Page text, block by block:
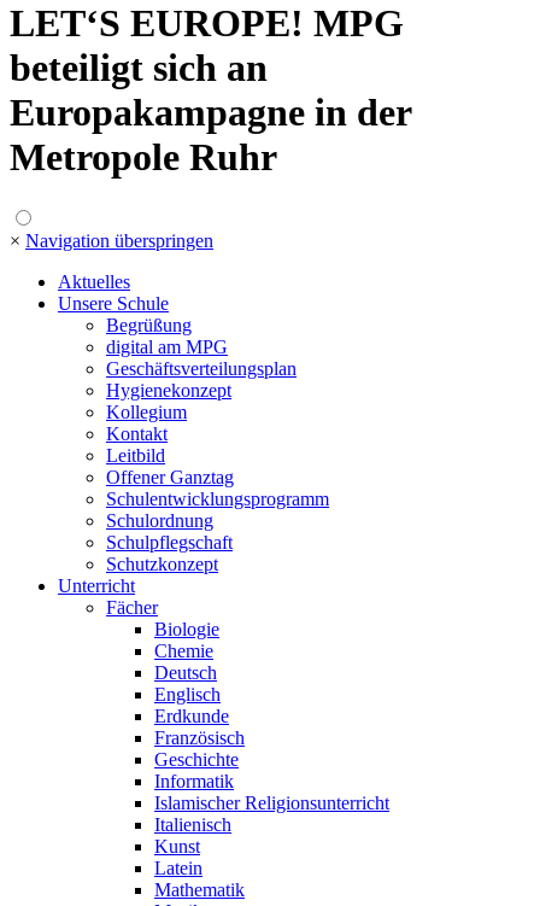
LET‘S EUROPE! MPG
beteiligt sich an
Europakampagne in der
Metropole Ruhr
× Navigation überspringen
Aktuelles
Unsere Schule
Begrüßung
digital am MPG
Geschäftsverteilungsplan
Hygienekonzept
Kollegium
Kontakt
Leitbild
Offener Ganztag
Schulentwicklungsprogramm
Schulordnung
Schulpflegschaft
Schutzkonzept
Unterricht
Fächer
Biologie
Chemie
Deutsch
Englisch
Erdkunde
Französisch
Geschichte
Informatik
Islamischer Religionsunterricht
Italienisch
Kunst
Latein
Mathematik